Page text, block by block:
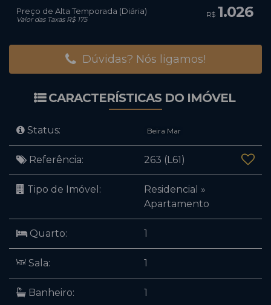
R$ 1.026
Preço de Alta Temporada (Diária)
Valor das Taxas R$ 175
Dúvidas? Nós ligamos!
CARACTERÍSTICAS DO IMÓVEL
Status: Beira Mar
Referência: 263 (L61)
Tipo de Imóvel: Residencial »
Apartamento
Quarto: 1
Sala: 1
Banheiro: 1